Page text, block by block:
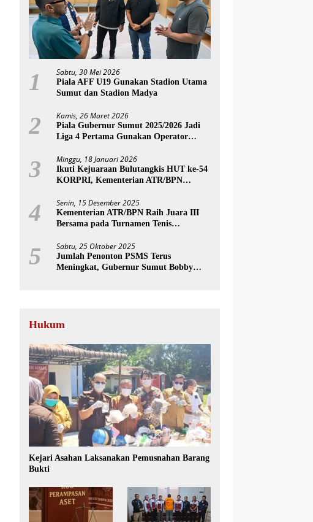
1 Sabtu, 30 Mei 2026
Piala AFF U19 Gunakan Stadion Utama
Sumut dan Stadion Madya
2 Kamis, 26 Maret 2026
Piala Gubernur Sumut 2025/2026 Jadi
Liga 4 Pertama Gunakan Operator
3 Minggu, 18 Januari 2026
Ikuti Kejuaraan Bulutangkis HUT ke-54
KORPRI, Kementerian ATR/BPN
4 Senin, 15 Desember 2025
Kementerian ATR/BPN Raih Juara III
Bersama pada Turnamen Tenis
Wakil Ketua BPK
5 Sabtu, 25 Oktober 2025
Jumlah Penonton PSMS Terus
Meningkat, Gubernur Sumut Bobby
Hukum
Kejari Asahan Laksanakan Pemusnahan Barang
Bukti